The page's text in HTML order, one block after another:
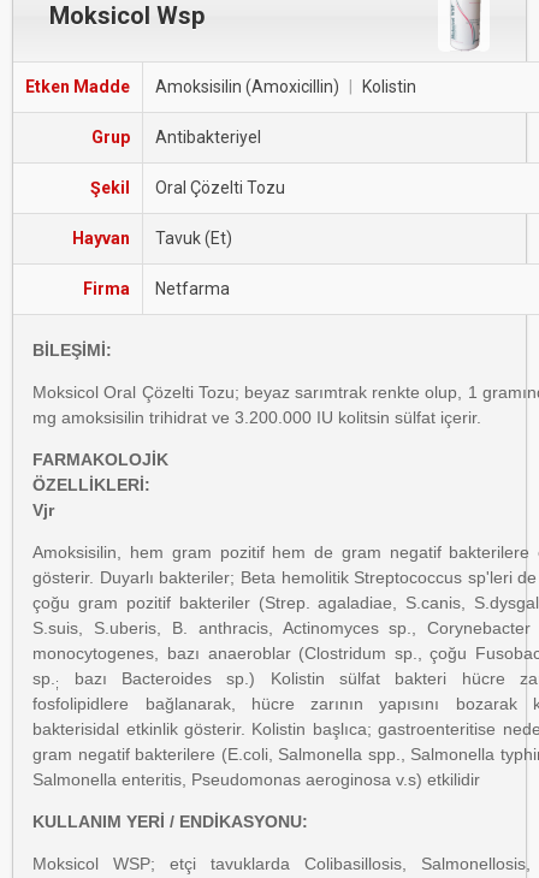
Moksicol Wsp
Etken Madde Amoksisilin (Amoxicillin) Kolistin
Grup Antibakteriyel
Şekil Oral Çözelti Tozu
Hayvan Tavuk (Et)
Firma Netfarma
BİLEŞİMİ:
Moksicol Oral Çözelti Tozu; beyaz sarımtrak renkte olup, 1
mg amoksisilin trihidrat ve 3.200.000 IU kolitsin sülfat içerir.
FARMAKOLOJİK
Vjr
Amoksisilin, hem gram pozitif hem de gram negatif bakterilere
gösterir. Duyarlı bakteriler; Beta hemolitik Streptococcus sp'leri
çoğu gram pozitif bakteriler (Strep. agaladiae, S.canis,
S.suis, S.uberis, B. anthracis, Actinomyces sp.,
monocytogenes, bazı anaeroblar (Clostridum sp., çoğu
sp. ;
bazı Bacteroides sp.) Kolistin sülfat bakteri hücre
fosfolipidlere bağlanarak, hücre zarının yapısını bozarak
bakterisidal etkinlik gösterir. Kolistin başlıca; gastroenteritise
gram negatif bakterilere (E.coli, Salmonella spp., Salmonella
Salmonella enteritis, Pseudomonas aeroginosa v.s) etkilidir
KULLANIM YERİ / ENDİKASYONU:
Moksicol WSP; etçi tavuklarda Colibasillosis, Salmonellosis,